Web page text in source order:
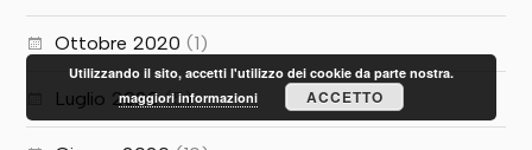
Ottobre 2020 (1)
Luglio 2020(5)
Utilizzando il sito, accetti l'utilizzo dei cookie da parte nostra.
maggiori informazioni
ACCETTO